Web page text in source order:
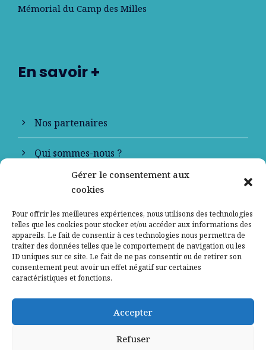
Gérer le consentement aux
cookies
Pour offrir les meilleures expériences, nous utilisons des technologies
telles que les cookies pour stocker et/ou accéder aux informations des
appareils. Le fait de consentir à ces technologies nous permettra de
traiter des données telles que le comportement de navigation ou les
ID uniques sur ce site. Le fait de ne pas consentir ou de retirer son
consentement peut avoir un effet négatif sur certaines
caractéristiques et fonctions.
Accepter
Refuser
Mémorial du Camp des Milles
En savoir +
Nos partenaires
Qui sommes-nous ?
Contactez-nous
Mentions légales
Politique de confidentialité